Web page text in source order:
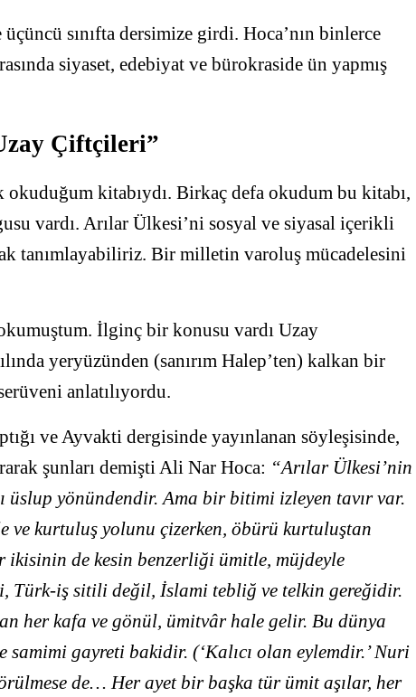
üçüncü sınıfta dersimize girdi. Hoca’nın binlerce
siyaset, edebiyat ve bürokraside ün yapmış
Çiftçileri”
okuduğum kitabıydı. Birkaç defa okudum bu kitabı,
vardı. Arılar Ülkesi’ni sosyal ve siyasal içerikli
tanımlayabiliriz. Bir milletin varoluş mücadelesini
İlginç bir konusu vardı Uzay
yeryüzünden (sanırım Halep’ten) kalkan bir
anlatılıyordu.
ve Ayvakti dergisinde yayınlanan söyleşisinde,
şunları demişti Ali Nar Hoca: “Arılar Ülkesi’nin
üslup yönündendir. Ama bir bitimi izleyen tavır var.
kurtuluş yolunu çizerken, öbürü kurtuluştan
ikisinin de kesin benzerliği ümitle, müjdeyle
Türk-iş sitili değil, İslami tebliğ ve telkin gereğidir.
her kafa ve gönül, ümitvâr hale gelir. Bu dünya
gayreti bakidir. (‘Kalıcı olan eylemdir.’ Nuri
de… Her ayet bir başka tür ümit aşılar, her